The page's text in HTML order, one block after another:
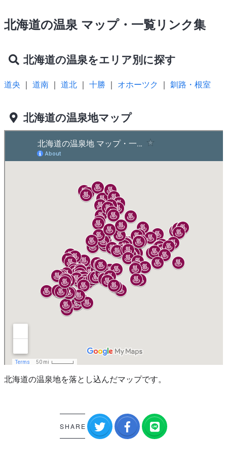
北海道の温泉 マップ・一覧リンク集
北海道の温泉をエリア別に探す
道央 ｜ 道南 ｜ 道北 ｜ 十勝 ｜ オホーツク ｜ 釧路・根室
北海道の温泉地マップ
北海道の温泉地を落とし込んだマップです。
SHARE